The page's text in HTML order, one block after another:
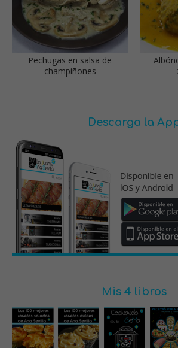
Pechugas en salsa de
champiñones
Descarga la
Mis 4 libros